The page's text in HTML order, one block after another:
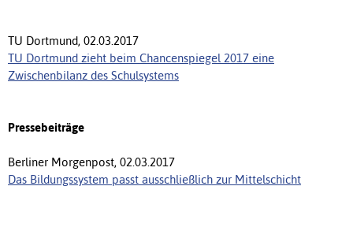
TU Dortmund, 02.03.2017
TU Dortmund zieht beim Chancenspiegel 2017 eine
Zwischenbilanz des Schulsystems
Pressebeiträge
Berliner Morgenpost, 02.03.2017
Das Bildungssystem passt ausschließlich zur Mittelschicht